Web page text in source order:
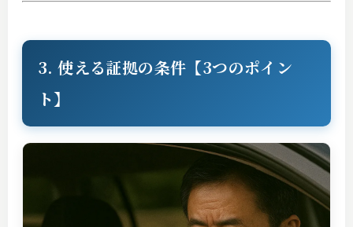
3. 使える証拠の条件【3つのポイン
ト】